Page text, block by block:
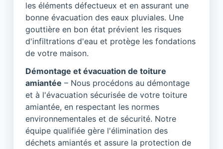
les éléments défectueux et en assurant une
bonne évacuation des eaux pluviales. Une
gouttière en bon état prévient les risques
d'infiltrations d'eau et protège les fondations
de votre maison.
Démontage et évacuation de toiture
amiantée – Nous procédons au démontage
et à l'évacuation sécurisée de votre toiture
amiantée, en respectant les normes
environnementales et de sécurité. Notre
équipe qualifiée gère l'élimination des
déchets amiantés et assure la protection de